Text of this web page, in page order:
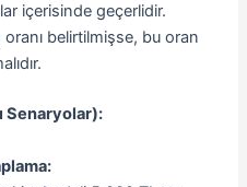
içerisinde geçerlidir.
belirtilmişse, bu oran
Senaryolar):